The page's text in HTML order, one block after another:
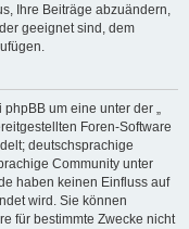
Ihre Beiträge abzuändern,
geeignet sind, dem
um eine unter der „
Foren-Software
deutschsprachige
Community unter
haben keinen Einfluss auf
wird. Sie können
für bestimmte Zwecke nicht